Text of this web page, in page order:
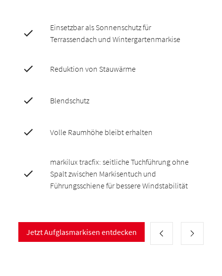
Einsetzbar als Sonnenschutz für
Terrassendach und Wintergartenmarkise
Reduktion von Stauwärme
Blendschutz
Volle Raumhöhe bleibt erhalten
markilux tracfix: seitliche Tuchführung ohne
Spalt zwischen Markisentuch und
Führungsschiene für bessere Windstabilität
Jetzt Aufglasmarkisen entdecken